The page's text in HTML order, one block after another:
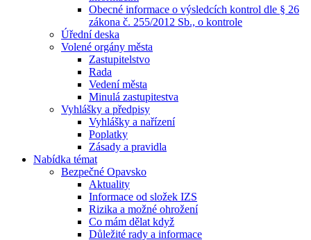
Obecné informace o výsledcích kontrol dle § 26
zákona č. 255/2012 Sb., o kontrole
Úřední deska
Volené orgány města
Zastupitelstvo
Rada
Vedení města
Minulá zastupitestva
Vyhlášky a předpisy
Vyhlášky a nařízení
Poplatky
Zásady a pravidla
Nabídka témat
Bezpečné Opavsko
Aktuality
Informace od složek IZS
Rizika a možné ohrožení
Co mám dělat když
Důležité rady a informace